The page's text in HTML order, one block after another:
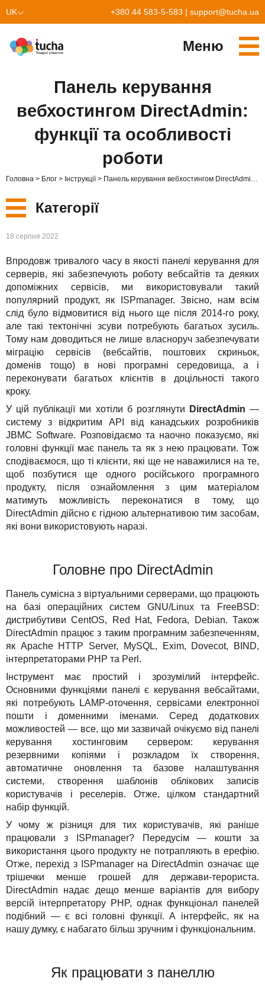
UK +380 44 583-5-583 | support@tucha.ua
Меню
TuchaFlex+
TuchaBit
TuchaHost
TuchaHosting
TuchaSync
Бухгалтерія у хмарі
Хмари для e-commerce
Хостиг сайтів на Laravel
Хостинг CRM
Реселінг хостингу
Партнерство
Наші партнери
Блог
Про нас
Контакти
Панель керування
вебхостингом DirectAdmin:
функції та особливості
роботи
Головна Блог Інструкції Панель керування вебхостингом DirectAdmin: функції та особливості роботи
Категорії
Нові
Сервіси
Рішення
Для бізнесу
Техпідтримка
Інструкції
Інтерв'ю
Авторська колонка
Події
Свята
18 серпня 2022
Впродовж тривалого часу в якості панелі керування для
серверів, які забезпечують роботу вебсайтів та деяких
допоміжних сервісів, ми використовували такий
популярний продукт, як ISPmanager. Звісно, нам всім
слід було відмовитися від нього ще після 2014-го року,
але такі тектонічні зсуви потребують багатьох зусиль.
Тому нам доводиться не лише власноруч забезпечувати
міграцію сервісів (вебсайтів, поштових скриньок,
доменів тощо) в нові програмні середовища, а і
переконувати багатьох клієнтів в доцільності такого
кроку.
У цій публікації ми хотіли б розглянути
DirectAdmin —
систему з відкритим API від канадських розробників
JBMC Software. Розповідаємо та наочно показуємо, які
головні функції має панель та як з нею працювати. Тож
сподіваємося, що ті клієнти, які ще не наважилися на те,
щоб позбутися ще одного російського програмного
продукту, після ознайомлення з цим матеріалом
матимуть можливість переконатися в тому, що
DirectAdmin дійсно є гідною альтернативою тим засобам,
які вони використовують наразі.
Головне про DirectAdmin
Панель сумісна з віртуальними серверами, що працюють
на базі операційних систем GNU/Linux та FreeBSD:
дистрибутиви CentOS, Red Hat, Fedora, Debian. Також
DirectAdmin працює з таким програмним забезпеченням,
як Apache HTTP Server, MySQL, Exim, Dovecot, BIND,
інтерпретаторами PHP та Perl.
Інструмент має простий і зрозумілий інтерфейс.
Основними функціями панелі є керування вебсайтами,
які потребують LAMP-оточення, сервісами електронної
пошти і доменними іменами. Серед додаткових
можливостей — все, що ми зазвичай очікуємо від панелі
керування хостинговим сервером: керування
резервними копіями і розкладом їх створення,
автоматичне оновлення та базове налаштування
системи, створення шаблонів облікових записів
користувачів і реселерів. Отже, цілком стандартний
набір функцій.
У чому ж різниця для тих користувачів, які раніше
працювали з ISPmanager? Передусім — кошти за
використання цього продукту не потрапляють в ерефію.
Отже, перехід з ISPmanager на DirectAdmin означає ще
трішечки менше грошей для держави-терориста.
DirectAdmin надає дещо менше варіантів для вибору
версій інтерпретатору PHP, однак функціонал панелей
подібний — є всі головні функції. А інтерфейс, як на
нашу думку, є набагато більш зручним і функціональним.
Як працювати з панеллю